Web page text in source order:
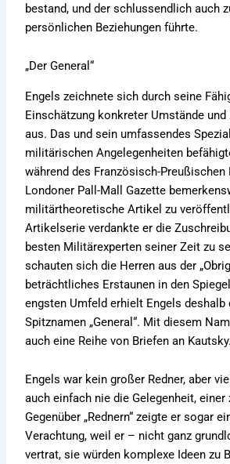
bestand, und der schlussendlich auch
persönlichen Beziehungen führte.
„Der General“
Engels zeichnete sich durch seine
Einschätzung konkreter Umstände
aus. Das und sein umfassendes
militärischen Angelegenheiten
während des Französisch-Preußischen
Londoner Pall-Mall Gazette
militärtheoretische Artikel zu
Artikelserie verdankte er die
besten Militärexperten seiner Zeit zu
schauten sich die Herren aus der
beträchtliches Erstaunen in den
engsten Umfeld erhielt Engels deshalb
Spitznamen „General“. Mit diesem
auch eine Reihe von Briefen an Kautsky.
Engels war kein großer Redner, aber
auch einfach nie die Gelegenheit, einer
Gegenüber „Rednern“ zeigte er sogar
Verachtung, weil er – nicht ganz
vertrat, sie würden komplexe Ideen zu